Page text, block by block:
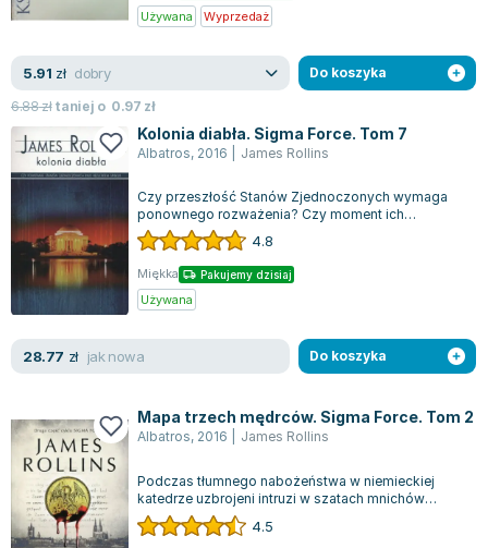
Używana Wyprzedaż
5.91 zł dobry
6.88złtaniej o 0.97 zł
Do koszyka
Kolonia diabła. Sigma Force. Tom 7
Albatros, 2016 James Rollins
Czy przeszłość Stanów Zjednoczonych wymaga
ponownego rozważenia? Czy moment ich
powstania jest wynikiem tajemniczego spisku, a
nas...
4.8
Miękka Pakujemy dzisiaj
Używana
28.77 zł jak nowa Do koszyka
Mapa trzech mędrców. Sigma Force. Tom 2
Albatros, 2016 James Rollins
Podczas tłumnego nabożeństwa w niemieckiej
katedrze uzbrojeni intruzi w szatach mnichów
rozpętują koszmar krwi i zniszczenia.Ale t...
4.5